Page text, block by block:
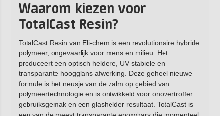
Waarom kiezen voor
TotalCast Resin?
TotalCast Resin van Eli-chem is een revolutionaire hybride
polymeer, ongevaarlijk voor mens en milieu. Het
produceert een optisch heldere, UV stabiele en
transparante hoogglans afwerking. Deze geheel nieuwe
formule is het neusje van de zalm op gebied van
polymeertechnologie en is ontwikkeld voor onovertroffen
gebruiksgemak en een glashelder resultaat. TotalCast is
een van de meest transparante epoxyhars die momenteel